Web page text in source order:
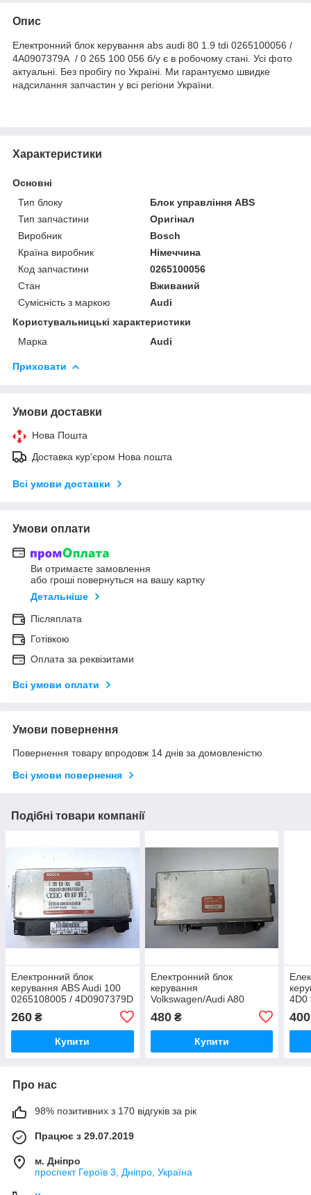
Опис
Електронний блок керування abs audi 80 1.9 tdi 0265100056 /
4A0907379A / 0 265 100 056 б/у є в робочому стані. Усі фото
актуальні. Без пробігу по Україні. Ми гарантуємо швидке
надсилання запчастин у всі регіони України.
Характеристики
Основні
Тип блоку
Блок управління ABS
Тип запчастини
Оригінал
Виробник
Bosch
Країна виробник
Німеччина
Код запчастини
0265100056
Стан
Вживаний
Сумісність з маркою
Audi
Користувальницькі характеристики
Марка
Audi
Приховати
Умови доставки
Нова Пошта
Доставка кур'єром Нова пошта
Всі умови доставки
Умови оплати
Ви отримаєте замовлення
або гроші повернуться на вашу картку
Детальніше
Післяплата
Готівкою
Оплата за реквізитами
Всі умови оплати
Умови повернення
Повернення товару впродовж 14 днів за домовленістю
Всі умови повернення
Подібні товари компанії
Електронний блок
керування ABS Audi 100
0265108005 / 4D0907379D
260 ₴
Купити
Електронний блок
керування
Volkswagen/Audi A80
0265100056 Bosch 0 265
100 056 / 4A0907379A
480₴
Купити
4D0
005
400
Про нас
98% позитивних з 170 відгуків за рік
Працює з 29.07.2019
м. Дніпро
проспект Героїв 3, Дніпро, Україна